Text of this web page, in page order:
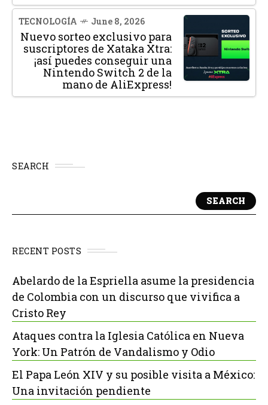
TECNOLOGÍA June 8, 2026
Nuevo sorteo exclusivo para
suscriptores de Xataka Xtra:
¡así puedes conseguir una
Nintendo Switch 2 de la
mano de AliExpress!
SEARCH
SEARCH
RECENT POSTS
Abelardo de la Espriella asume la presidencia
de Colombia con un discurso que vivifica a
Cristo Rey
Ataques contra la Iglesia Católica en Nueva
York: Un Patrón de Vandalismo y Odio
El Papa León XIV y su posible visita a México:
Una invitación pendiente